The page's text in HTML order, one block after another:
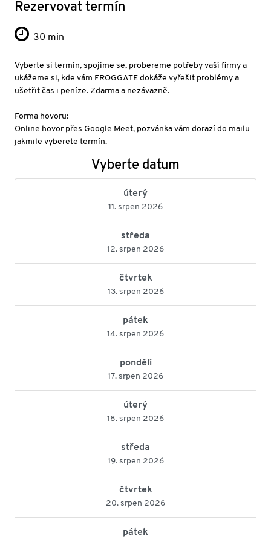
Rezervovat termín
30 min
Vyberte si termín, spojíme se, probereme potřeby vaší firmy a
ukážeme si, kde vám FROGGATE dokáže vyřešit problémy a
ušetřit čas i peníze. Zdarma a nezávazně.
Forma hovoru:
Online hovor přes Google Meet, pozvánka vám dorazí do mailu
jakmile vyberete termín.
Vyberte datum
úterý
11. srpen 2026
středa
12. srpen 2026
čtvrtek
13. srpen 2026
pátek
14. srpen 2026
pondělí
17. srpen 2026
úterý
18. srpen 2026
středa
19. srpen 2026
čtvrtek
20. srpen 2026
pátek